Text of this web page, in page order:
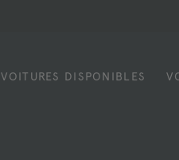
VOITURES DISPONIBLES